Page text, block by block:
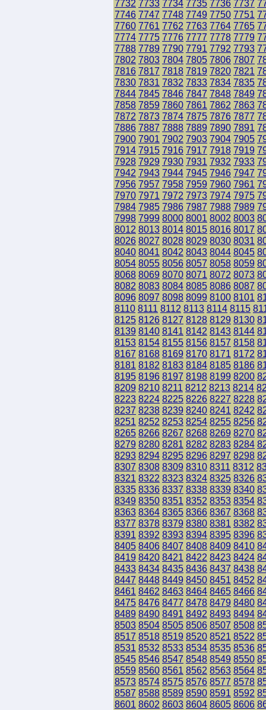
7732 7733 7734 7735 7736 7737
7746 7747 7748 7749 7750 7751
7760 7761 7762 7763 7764 7765
7774 7775 7776 7777 7778 7779
7788 7789 7790 7791 7792 7793
7802 7803 7804 7805 7806 7807
7816 7817 7818 7819 7820 7821
7830 7831 7832 7833 7834 7835
7844 7845 7846 7847 7848 7849
7858 7859 7860 7861 7862 7863
7872 7873 7874 7875 7876 7877
7886 7887 7888 7889 7890 7891
7900 7901 7902 7903 7904 7905
7914 7915 7916 7917 7918 7919
7928 7929 7930 7931 7932 7933
7942 7943 7944 7945 7946 7947
7956 7957 7958 7959 7960 7961
7970 7971 7972 7973 7974 7975
7984 7985 7986 7987 7988 7989
7998 7999 8000 8001 8002 8003
8012 8013 8014 8015 8016 8017
8026 8027 8028 8029 8030 8031
8040 8041 8042 8043 8044 8045
8054 8055 8056 8057 8058 8059
8068 8069 8070 8071 8072 8073
8082 8083 8084 8085 8086 8087
8096 8097 8098 8099 8100 8101
8110 8111 8112 8113 8114 8115
8125 8126 8127 8128 8129 8130
8139 8140 8141 8142 8143 8144
8153 8154 8155 8156 8157 8158
8167 8168 8169 8170 8171 8172
8181 8182 8183 8184 8185 8186
8195 8196 8197 8198 8199 8200
8209 8210 8211 8212 8213 8214
8223 8224 8225 8226 8227 8228
8237 8238 8239 8240 8241 8242
8251 8252 8253 8254 8255 8256
8265 8266 8267 8268 8269 8270
8279 8280 8281 8282 8283 8284
8293 8294 8295 8296 8297 8298
8307 8308 8309 8310 8311 8312
8321 8322 8323 8324 8325 8326
8335 8336 8337 8338 8339 8340
8349 8350 8351 8352 8353 8354
8363 8364 8365 8366 8367 8368
8377 8378 8379 8380 8381 8382
8391 8392 8393 8394 8395 8396
8405 8406 8407 8408 8409 8410
8419 8420 8421 8422 8423 8424
8433 8434 8435 8436 8437 8438
8447 8448 8449 8450 8451 8452
8461 8462 8463 8464 8465 8466
8475 8476 8477 8478 8479 8480
8489 8490 8491 8492 8493 8494
8503 8504 8505 8506 8507 8508
8517 8518 8519 8520 8521 8522
8531 8532 8533 8534 8535 8536
8545 8546 8547 8548 8549 8550
8559 8560 8561 8562 8563 8564
8573 8574 8575 8576 8577 8578
8587 8588 8589 8590 8591 8592
8601 8602 8603 8604 8605 8606